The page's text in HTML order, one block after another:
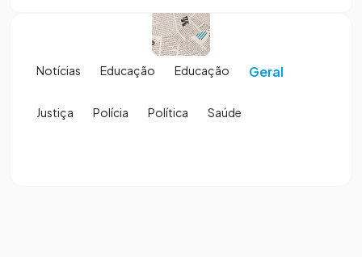
Notícias Educação Educação Geral
Justiça Polícia Política Saúde